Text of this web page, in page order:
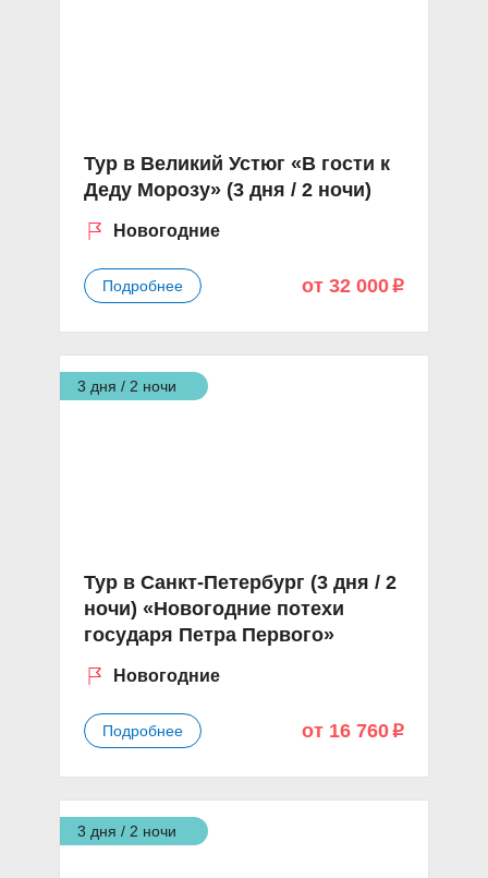
Тур в Великий Устюг «В гости к
Деду Морозу» (3 дня / 2 ночи)
Новогодние
Подробнее от 32 000 p
3 дня / 2 ночи
Тур в Санкт-Петербург (3 дня / 2
ночи) «Новогодние потехи
государя Петра Первого»
Новогодние
Подробнее от 16 760 p
3 дня / 2 ночи